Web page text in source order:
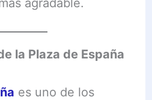
agradable.
la Plaza de España
es uno de los